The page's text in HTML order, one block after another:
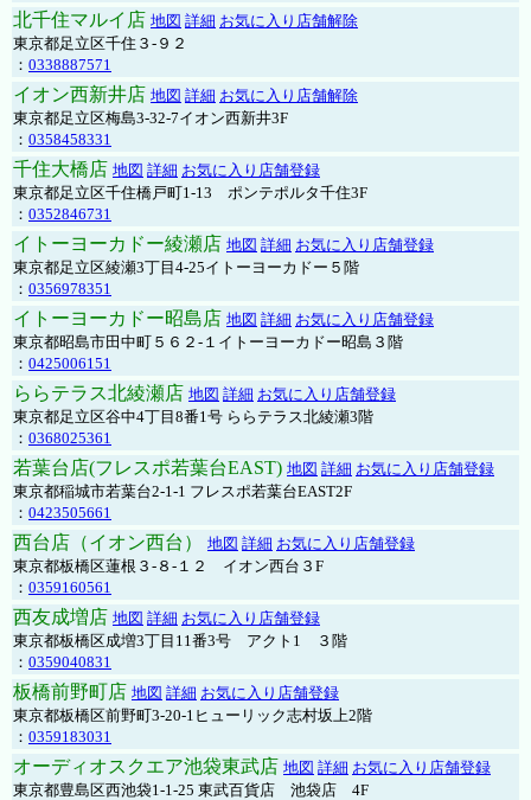
北千住マルイ店 地図 詳細 お気に入り店舗解除
東京都足立区千住３-９２
： 0338887571
イオン西新井店 地図 詳細 お気に入り店舗解除
東京都足立区梅島3-32-7イオン西新井3F
： 0358458331
千住大橋店 地図 詳細 お気に入り店舗登録
東京都足立区千住橋戸町1-13 ポンテポルタ千住3F
： 0352846731
イトーヨーカドー綾瀬店 地図 詳細 お気に入り店舗登録
東京都足立区綾瀬3丁目4-25イトーヨーカドー５階
： 0356978351
イトーヨーカドー昭島店 地図 詳細 お気に入り店舗登録
東京都昭島市田中町５６２-１イトーヨーカドー昭島３階
： 0425006151
ららテラス北綾瀬店 地図 詳細 お気に入り店舗登録
東京都足立区谷中4丁目8番1号 ららテラス北綾瀬3階
： 0368025361
若葉台店(フレスポ若葉台EAST) 地図 詳細 お気に入り店舗登録
東京都稲城市若葉台2-1-1 フレスポ若葉台EAST2F
： 0423505661
西台店（イオン西台） 地図 詳細 お気に入り店舗登録
東京都板橋区蓮根３-８-１２ イオン西台３F
： 0359160561
西友成増店 地図 詳細 お気に入り店舗登録
東京都板橋区成増3丁目11番3号 アクト1 ３階
： 0359040831
板橋前野町店 地図 詳細 お気に入り店舗登録
東京都板橋区前野町3-20-1ヒューリック志村坂上2階
： 0359183031
オーディオスクエア池袋東武店 地図 詳細 お気に入り店舗登録
東京都豊島区西池袋1-1-25 東武百貨店 池袋店 4F